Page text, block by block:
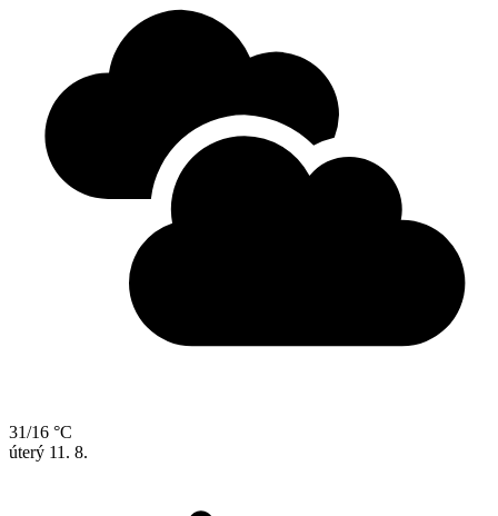
31/16 °C
úterý 11. 8.